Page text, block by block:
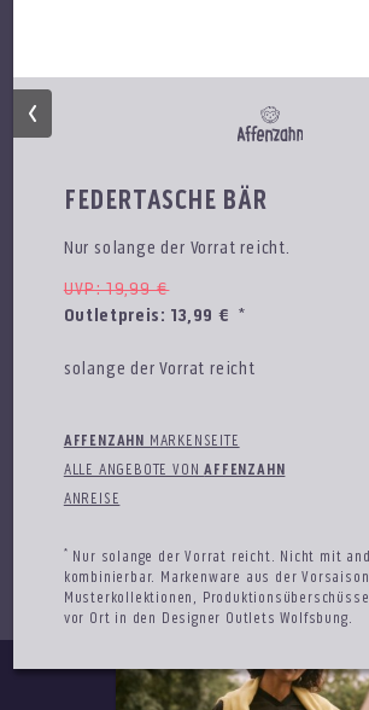
FEDERTASCHE BÄR
Nur solange der Vorrat reicht.
UVP: 19,99 €
Outletpreis: 13,99 € *
solange der Vorrat reicht
AFFENZAHN MARKENSEITE
ALLE ANGEBOTE VONAFFENZAHN
ANREISE
*
Nur solange der Vorrat reicht. Nicht mit
kombinierbar. Markenware aus der
Musterkollektionen,
vor Ort in den Designer Outlets Wolfsbung.
CALVIN KLEIN
gültig bis 15.08.26